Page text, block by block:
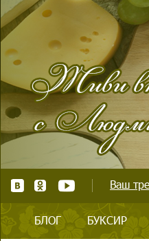
Ваш
БЛОГ БУКСИР